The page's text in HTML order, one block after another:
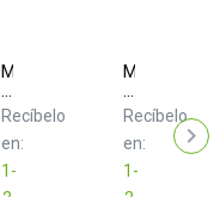
MyVolts
Crazy
Chain
VAR8
Recíbelo
en:
1-
MyVolts
Crazy
Chain
VAR9
Recíbelo
en:
1-